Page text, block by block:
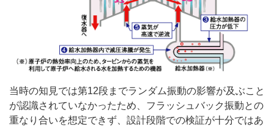
当時の知見では第12段までランダム振動の影響が及ぶこと
が認識されていなかったため、フラッシュバック振動との
重なり合いを想定できず、設計段階での検証が十分ではあ